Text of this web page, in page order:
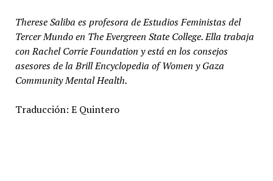
Therese Saliba es profesora de Estudios Feministas del
Tercer Mundo en The Evergreen State College. Ella trabaja
con Rachel Corrie Foundation y está en los consejos
asesores de la Brill Encyclopedia of Women y Gaza
Community Mental Health.
Traducción: E Quintero